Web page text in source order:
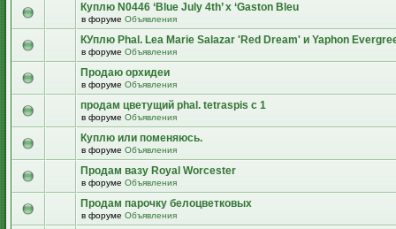
Куплю N0446 ‘Blue July 4th’ x ‘Gaston Bleu
в форуме Объявления
КУплю Phal. Lea Marie Salazar 'Red Dream' и Yaphon
в форуме Объявления
Продаю орхидеи
в форуме Объявления
продам цветущий рhal. tetraspis с 1
в форуме Объявления
Куплю или поменяюсь.
в форуме Объявления
Продам вазу Royal Worcester
в форуме Объявления
Продам парочку белоцветковых
в форуме Объявления